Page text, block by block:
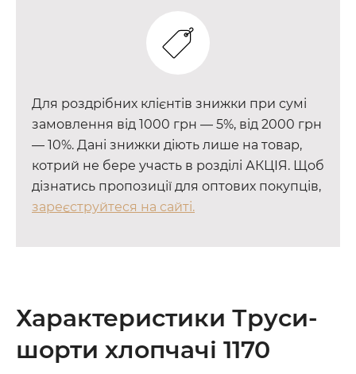
Для роздрібних клієнтів знижки при сумі
замовлення від 1000 грн — 5%, від 2000 грн
— 10%. Дані знижки діють лише на товар,
котрий не бере участь в розділі АКЦІЯ. Щоб
дізнатись пропозиції для оптових покупців,
зареєструйтеся на сайті.
Характеристики Труси-
шорти хлопчачі 1170